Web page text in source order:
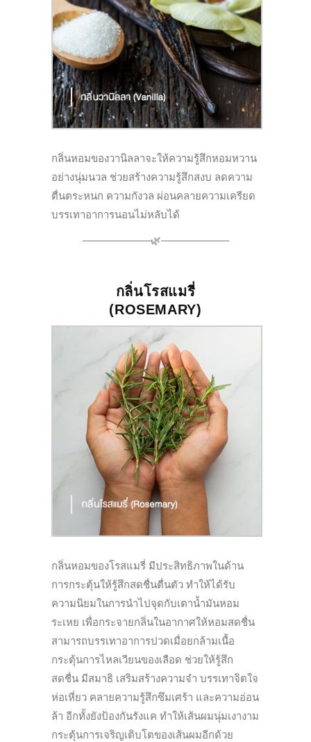
กลิ่นหอมของวานิลลาจะให้ความรู้สึกหอมหวาน
อย่างนุ่มนวล ช่วยสร้างความรู้สึกสงบ ลดความ
ตื่นตระหนก ความกังวล ผ่อนคลายความเครียด
บรรเทาอาการนอนไม่หลับได้
——————–🌿——————–
กลิ่นโรสแมรี่
(ROSEMARY)
กลิ่นหอมของโรสแมรี่ มีประสิทธิภาพในด้าน
การกระตุ้นให้รู้สึกสดชื่นตื่นตัว ทำให้ได้รับ
ความนิยมในการนำไปจุดกับเตาน้ำมันหอม
ระเหย เพื่อกระจายกลิ่นในอากาศให้หอมสดชื่น
สามารถบรรเทาอาการปวดเมื่อยกล้ามเนื้อ
กระตุ้นการไหลเวียนของเลือด ช่วยให้รู้สึก
สดชื่น มีสมาธิ เสริมสร้างความจำ บรรเทาจิตใจ
ห่อเหี่ยว คลายความรู้สึกซึมเศร้า และความอ่อน
ล้า อีกทั้งยังป้องกันรังแค ทำให้เส้นผมนุ่มเงางาม
กระตุ้นการเจริญเติบโตของเส้นผมอีกด้วย